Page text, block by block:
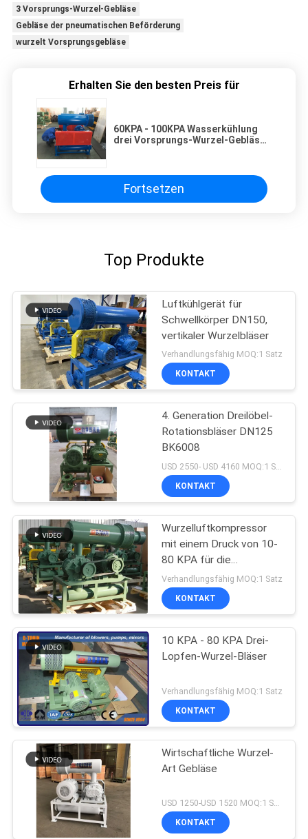
3 Vorsprungs-Wurzel-Gebläse
Gebläse der pneumatischen Beförderung
wurzelt Vorsprungsgebläse
Erhalten Sie den besten Preis für
60KPA - 100KPA Wasserkühlung
drei Vorsprungs-Wurzel-Gebläse
Fortsetzen
Top Produkte
Luftkühlgerät für
Schwellkörper DN150,
vertikaler Wurzelbläser
Verhandlungsfähig MOQ:1 Satz
KONTAKT
4. Generation Dreilöbel-
Rotationsbläser DN125
BK6008
USD 2550- USD 4160 MOQ:1 Satz
KONTAKT
Wurzelluftkompressor
mit einem Druck von 10-
80 KPA für die
Abwasserbehandlung
Verhandlungsfähig MOQ:1 Satz
KONTAKT
10 KPA - 80 KPA Drei-
Lopfen-Wurzel-Bläser
Verhandlungsfähig MOQ:1 Satz
KONTAKT
Wirtschaftliche Wurzel-
Art Gebläse
USD 1250-USD 1520 MOQ:1 Satz
KONTAKT